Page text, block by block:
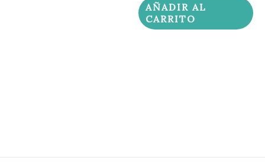
AÑADIR AL
CARRITO